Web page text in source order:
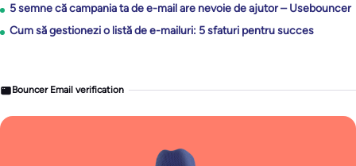
5 semne că campania ta de e-mail are nevoie de ajutor – Usebouncer
Cum să gestionezi o listă de e-mailuri: 5 sfaturi pentru succes
Bouncer Email verification